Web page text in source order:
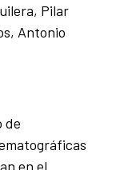
Pilar
Antonio
de
en el